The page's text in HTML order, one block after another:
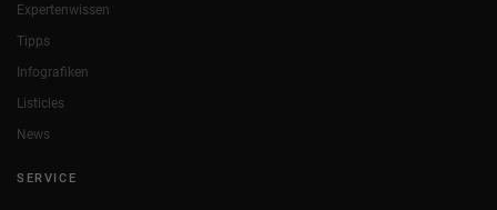
Expertenwissen
Tipps
Infografiken
Listicles
News
SERVICE